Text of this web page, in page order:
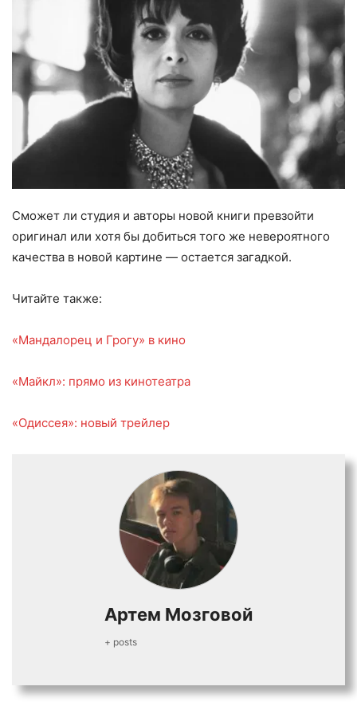
Сможет ли студия и авторы новой книги превзойти
оригинал или хотя бы добиться того же невероятного
качества в новой картине — остается загадкой.
Читайте также:
«Мандалорец и Грогу» в кино
«Майкл»: прямо из кинотеатра
«Одиссея»: новый трейлер
Артем Мозговой
+ posts